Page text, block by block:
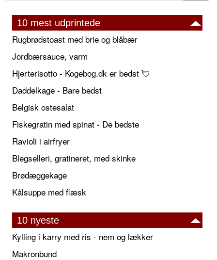
10 mest udprintede
Rugbrødstoast med brie og blåbær
Jordbærsauce, varm
Hjerterisotto - Kogebog.dk er bedst 💘
Daddelkage - Bare bedst
Belgisk ostesalat
Fiskegratin med spinat - De bedste
Ravioli i airfryer
Blegselleri, gratineret, med skinke
Brødæggekage
Kålsuppe med flæsk
10 nyeste
Kylling i karry med ris - nem og lækker
Makronbund